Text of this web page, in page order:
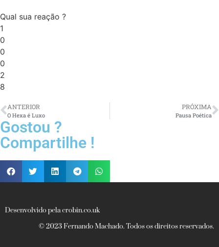
Qual sua reação ?
1
0
0
0
2
8
ANTERIOR
O Hexa é Luxo
PRÓXIMA
Pausa Poética
Gostou ?
Compartilhe !
Desenvolvido pela crobin.co.uk
© 2023 Fernando Machado. Todos os direitos reservados.